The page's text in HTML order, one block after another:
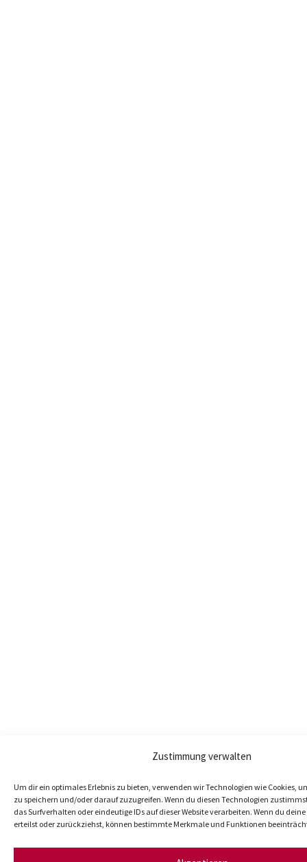
Zustimmung verwalten
Um dir ein optimales Erlebnis zu bieten, verwenden wir Technologien wie Cookies,
zu speichern und/oder darauf zuzugreifen. Wenn du diesen Technologien
das Surfverhalten oder eindeutige IDs auf dieser Website verarbeiten. Wenn du
erteilst oder zurückziehst, können bestimmte Merkmale und Funktionen